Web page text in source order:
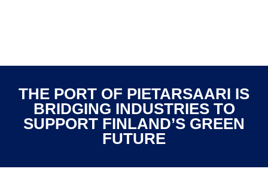
THE PORT OF PIETARSAARI IS
BRIDGING INDUSTRIES TO
SUPPORT FINLAND’S GREEN
FUTURE